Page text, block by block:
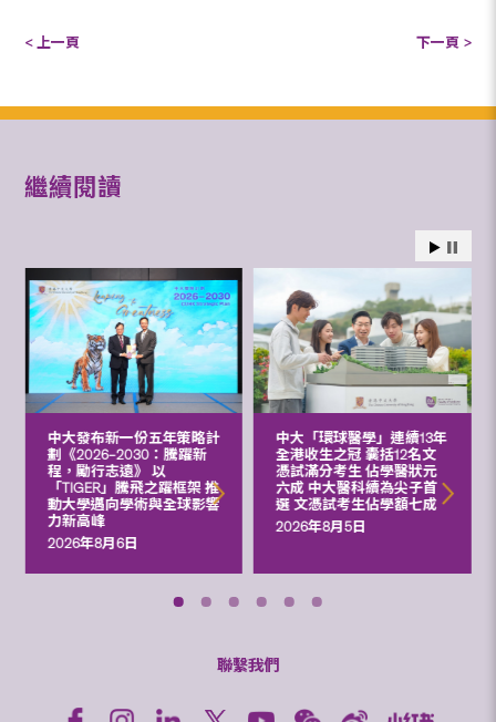
< 上一頁 下一頁 >
繼續閱讀
中大發布新一份五年策略計
劃《2026‒2030：騰躍新
程，勵行志遠》 以
「TIGER」騰飛之躍框架 推
動大學邁向學術與全球影響
力新高峰
2026年8月6日
中大「環球醫學」連續13年
全港收生之冠 囊括12名文
憑試滿分考生 佔學醫狀元
六成 中大醫科續為尖子首
選 文憑試考生佔學額七成
2026年8月5日
聯繫我們